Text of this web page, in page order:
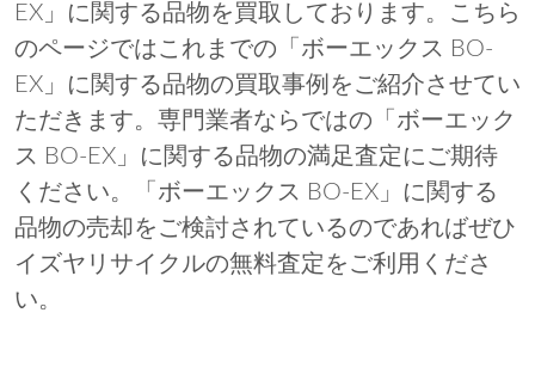
EX」に関する品物を買取しております。こちら
のページではこれまでの「ボーエックス BO-
EX」に関する品物の買取事例をご紹介させてい
ただきます。専門業者ならではの「ボーエック
ス BO-EX」に関する品物の満足査定にご期待
ください。「ボーエックス BO-EX」に関する
品物の売却をご検討されているのであればぜひ
イズヤリサイクルの無料査定をご利用くださ
い。